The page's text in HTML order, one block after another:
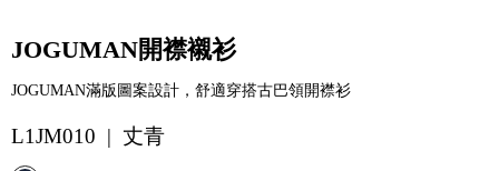
JOGUMAN開襟襯衫
JOGUMAN滿版圖案設計，舒適穿搭古巴領開襟衫
L1JM010 | 丈青